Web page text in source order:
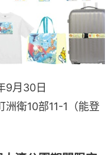
9月30日
衛10部11-1（能登